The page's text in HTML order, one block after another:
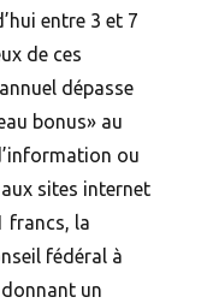
entre 3 et 7
de ces
dépasse
bonus» au
ou
sites internet
francs, la
fédéral à
un